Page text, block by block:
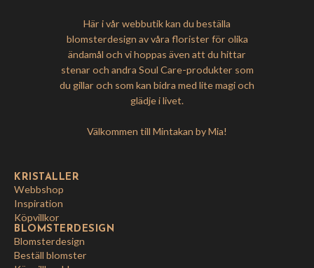
Här i vår webbutik kan du beställa
blomsterdesign av våra florister för olika
ändamål och vi hoppas även att du hittar
stenar och andra Soul Care-produkter som
du gillar och som kan bidra med lite magi och
glädje i livet.
Välkommen till Mintakan by Mia!
KRISTALLER
Webbshop
Inspiration
Köpvillkor
BLOMSTERDESIGN
Blomsterdesign
Beställ blomster